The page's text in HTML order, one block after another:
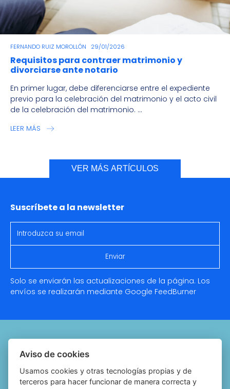
FERNANDO RUIZ MOROLLÓN 29/01/2026
Requisitos para contraer matrimonio y
divorciarse ante notario
En primer lugar, debe diferenciarse entre el expediente
previo para la celebración del matrimonio y el acto civil
de la celebración del matrimonio. ...
LEER MÁS
VER MÁS ARTÍCULOS
Suscríbete a la newsletter
Solo se enviarán las actualizaciones de la página. Los
envíos se realizarán mediante Google FeedBurner
Política de cookies
Aviso de cookies
Usamos cookies y otras tecnologías propias y de
terceros para hacer funcionar de manera correcta y